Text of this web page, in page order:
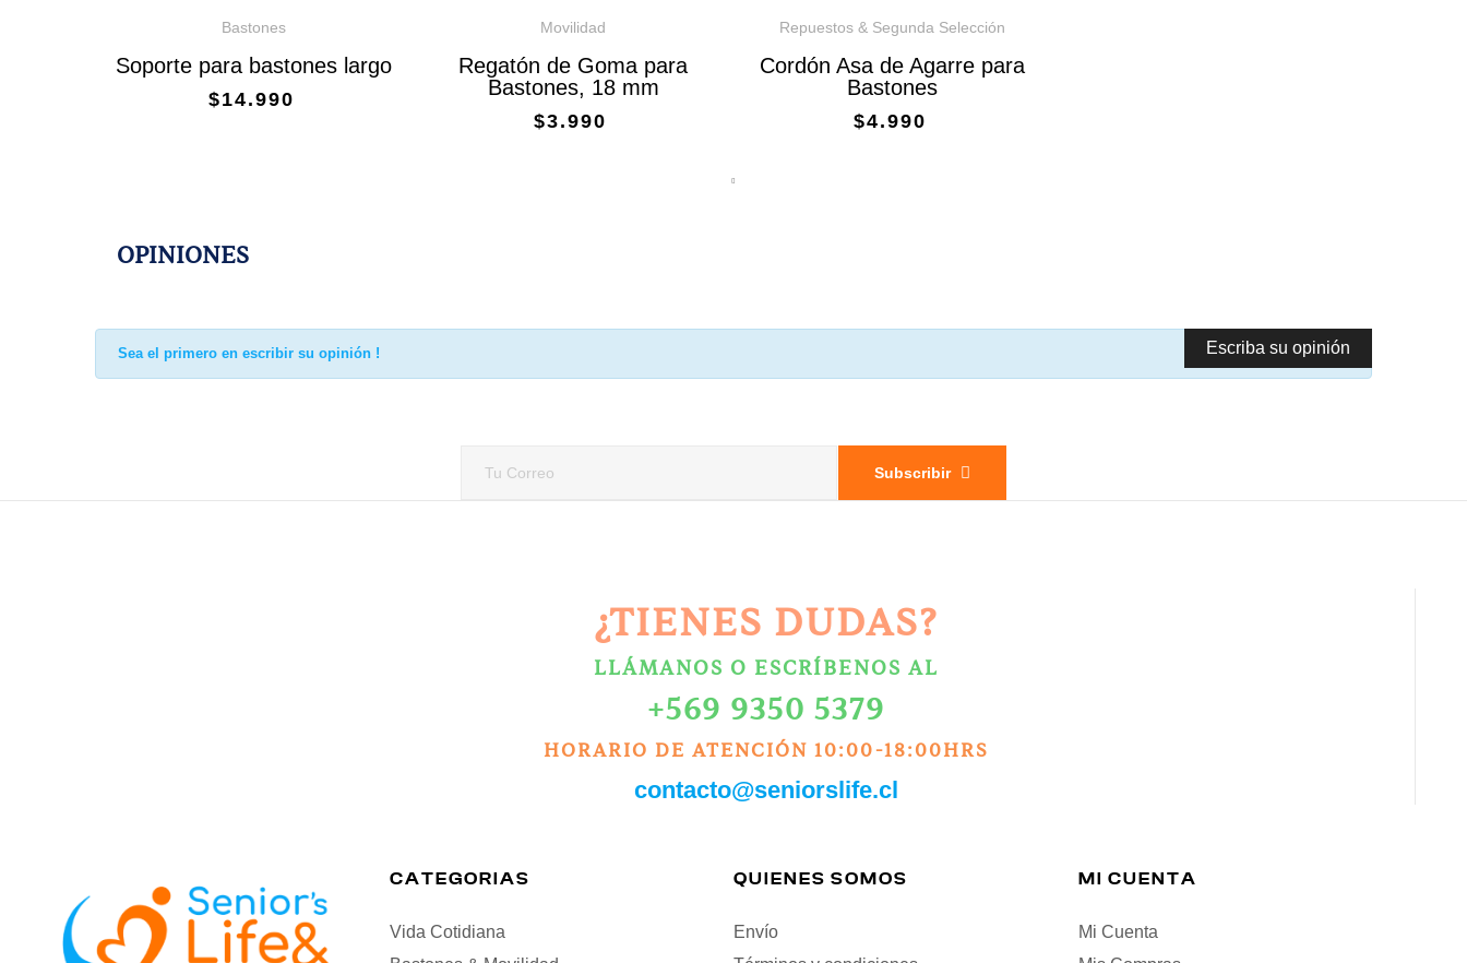
Bastones
Soporte para bastones largo
$14.990
Movilidad
Regatón de Goma para
Bastones, 18 mm
$3.990
Repuestos & Segunda Selección
Cordón Asa de Agarre para
Bastones
$4.990
OPINIONES
Escriba su opinión
Sea el primero en escribir su opinión !
Subscribir
¿TIENES DUDAS?
LLÁMANOS O ESCRÍBENOS AL
+569 9350 5379
HORARIO DE ATENCIÓN 10:00-18:00HRS
contacto@seniorslife.cl
CATEGORIAS
Vida Cotidiana
QUIENES SOMOS
Envío
MI CUENTA
Mi Cuenta